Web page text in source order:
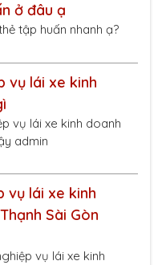
ở đâu ạ
tập huấn nhanh ạ?
vụ lái xe kinh
vụ lái xe kinh doanh
admin
vụ lái xe kinh
Sài Gòn
vụ lái xe kinh